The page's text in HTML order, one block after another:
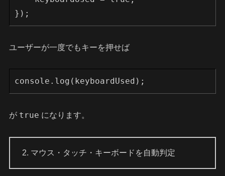
});
ユーザーが一度でもキーを押せば
console.log(keyboardUsed);
が true になります。
2. マウス・タッチ・キーボードを自動判定